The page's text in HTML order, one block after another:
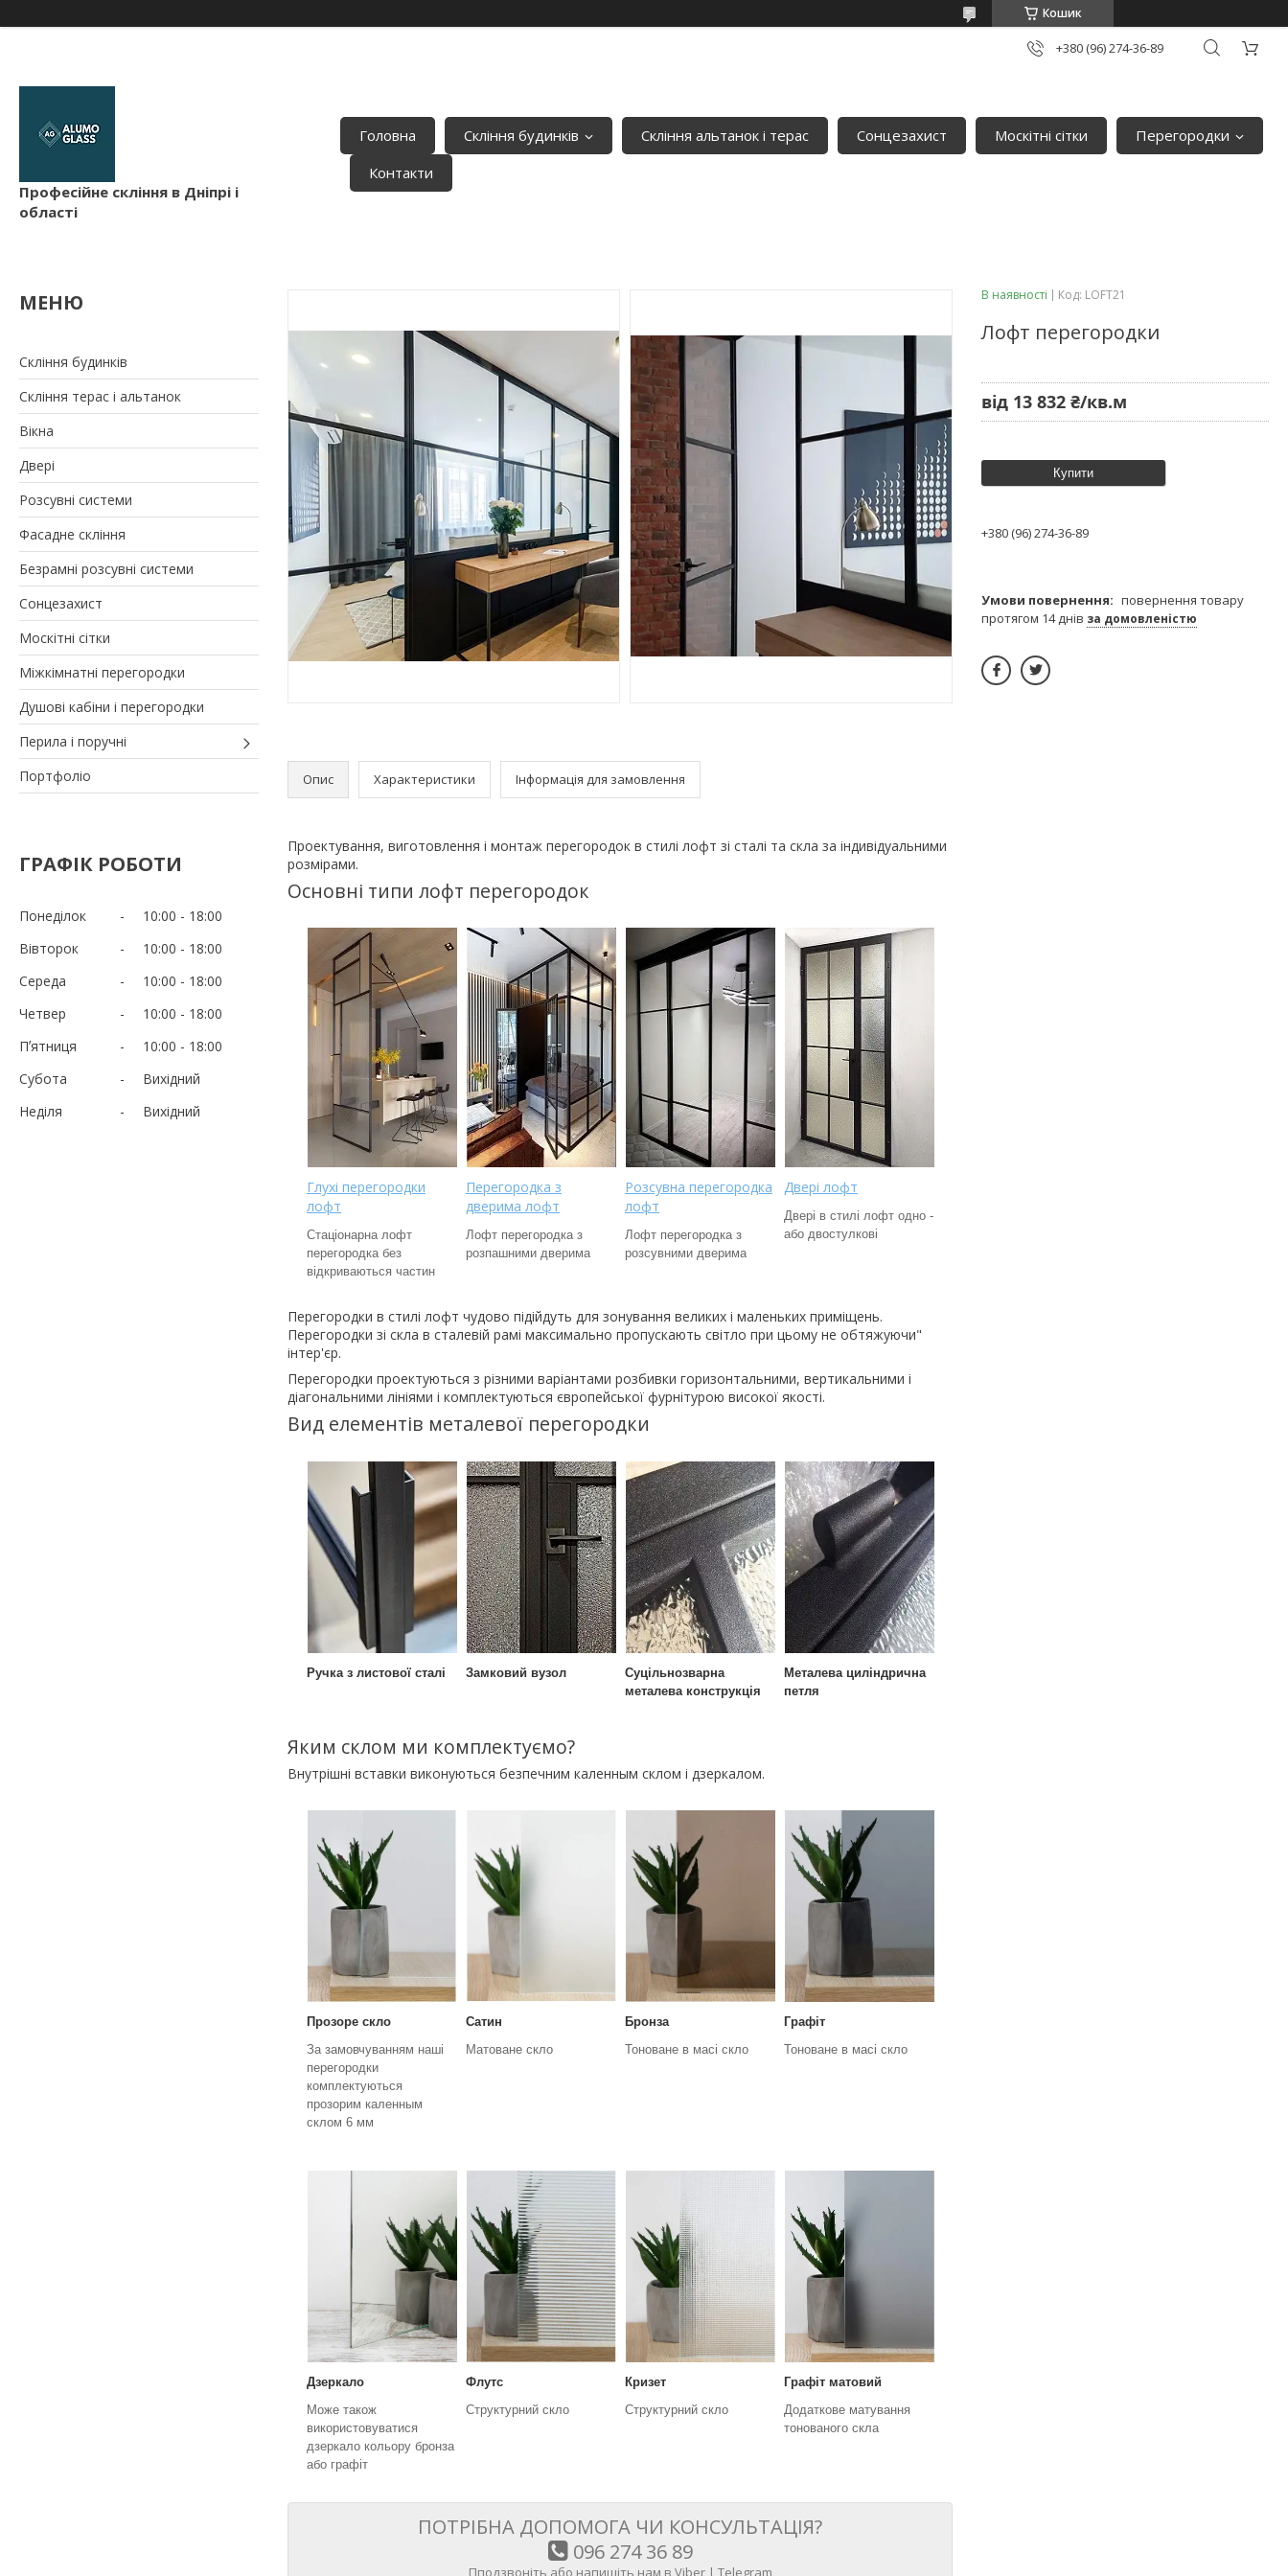
Кошик
+380 (96) 274-36-89
Професійне скління в Дніпрі і
області
Головна Скління будинків Скління альтанок і терас Сонцезахист Москітні сітки
Перегородки
Контакти
Скління будинків
Скління терас і альтанок
Вікна
Двері
Розсувні системи
Фасадне скління
Безрамні розсувні системи
Сонцезахист
Москітні сітки
Міжкімнатні перегородки
Душові кабіни і перегородки
Перила і поручні
Портфоліо
ГРАФІК РОБОТИ
Понеділок 10:00
18:00
Вівторок
10:00
18:00
Середа
10:00
18:00
Четвер
10:00
18:00
Пʼятниця
10:00
18:00
Субота
Вихідний
Неділя
Вихідний
Опис Характеристики Інформація для замовлення
Проектування, виготовлення і монтаж перегородок в стилі лофт зі сталі та скла за індивідуальними
розмірами.
Основні типи лофт перегородок
Глухі перегородки
лофт
Стаціонарна лофт
перегородка без
відкриваються частин
Перегородка з
дверима лофт
Лофт перегородка з
розпашними дверима
Розсувна перегородка
лофт
Лофт перегородка з
розсувними дверима
Двері лофт
Двері в стилі лофт одно -
або двостулкові
Перегородки в стилі лофт чудово підійдуть для зонування великих і маленьких приміщень.
Перегородки зі скла в сталевій рамі максимально пропускають світло при цьому не обтяжуючи"
інтер'єр.
Перегородки проектуються з різними варіантами розбивки горизонтальними, вертикальними і
діагональними лініями і комплектуються європейської фурнітурою високої якості.
Вид елементів металевої перегородки
Ручка з листової сталі Замковий вузол
Суцільнозварна
металева конструкція
Металева циліндрична
петля
Яким склом ми комплектуємо?
Внутрішні вставки виконуються безпечним каленным склом і дзеркалом.
Прозоре скло
За замовчуванням наші
перегородки
комплектуються
прозорим каленным
склом 6 мм
Сатин
Матоване скло
Бронза
Тоноване в масі скло
Графіт
Тоноване в масі скло
Дзеркало
Може також
використовуватися
дзеркало кольору бронза
або графіт
Флутс
Структурний скло
Кризет
Структурний скло
Графіт матовий
Додаткове матування
тонованого скла
ПОТРІБНА ДОПОМОГА ЧИ КОНСУЛЬТАЦІЯ?
096 274 36 89
Пподзвоніть або напишіть нам в Viber | Telegram
В наявності Код: LOFT21
Лофт перегородки
від 13 832 ₴/кв.м
Купити
+380 (96) 274-36-89
повернення товару
протягом 14 днів за домовленістю